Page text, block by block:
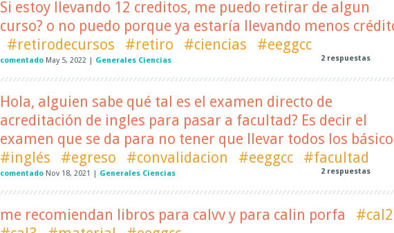
Si estoy llevando 12 creditos, me puedo retirar de algun
curso? o no puedo porque ya estaría llevando menos
#retirodecursos
#retiro #ciencias #eeggcc
comentado May 5, 2022 Generales Ciencias 2 respuestas
Hola, alguien sabe qué tal es el examen directo de
acreditación de ingles para pasar a facultad? Es decir el
examen que se da para no tener que llevar todos los
#inglés
#egreso #convalidacion #eeggcc #facultad
comentado Nov 18, 2021 Generales Ciencias 2 respuestas
me recomiendan libros para calvv y para calin porfa
#cal2